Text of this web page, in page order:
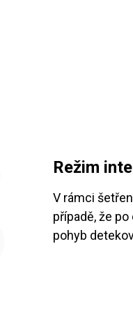
Režim
V rámci
případě, že
pohyb